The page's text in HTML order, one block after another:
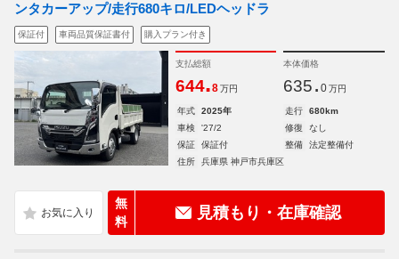
ンタカーアップ/走行680キロ/LEDヘッドラ
保証付 車両品質保証書付 購入プラン付き
支払総額
644.8 万円
本体価格
635. 0 万円
年式 2025年 走行
680km
車検
'27/2 修復
なし
保証
保証付 整備
法定整備付
住所
兵庫県 神戸市兵庫区
無
料
見積もり・在庫確認